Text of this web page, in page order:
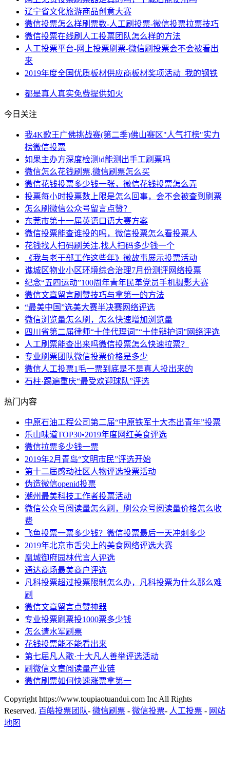
辽宁省文化旅游商品创意大赛
微信投票怎么样刷票数-人工刷投票-微信投票拉票技巧
微信投票在线刷人工投票团队怎么样的方法
人工投票平台-网上投票刷票-微信刷投票会不会被看出
来
2019年度全国优质板材供应商板材奖项活动_我的钢铁
都是真人真实免费提供如火
今日关注
我4K歌王广佛挑战赛(第二季)佛山赛区"人气打榜"实力
榜微信投票
如果主办方深度检测id能测出手工刷票吗
微信怎么花钱刷票,微信刷票怎么买
微信花钱投票多少钱一张，微信花钱投票怎么弄
投票每小时投票数上限是怎么回事，会不会被查到刷票
怎么刷微信公众号留言点赞？
东莞市第十一届英语口语大赛方案
微信投票能查谁投的吗，微信投票怎么看投票人
花钱找人扫码刷关注,找人扫码多少钱一个
《我与老干部工作这些年》微故事展示投票活动
谯城区物业小区环境综合治理7月份测评网络投票
纪念“五四运动”100周年青年民革党员手机摄影大赛
微信文章留言刷赞技巧与拿第一的方法
“最美中国”选美大赛半决赛网络评选
微信浏览量怎么刷，怎么快速增加浏览量
四川省第二届律师“十佳代理词”“十佳辩护词”网络评选
人工刷票能查出来吗微信投票怎么快速拉票？
专业刷票团队微信投票价格是多少
微信人工投票1毛一票到底是不是真人投出来的
石柱·踢遍重庆“最受欢迎球队”评选
热门内容
中原石油工程公司第二届“中原铁军十大杰出青年”投票
乐山味道TOP30•2019年度网红美食评选
微信拉票多少钱一票
2019年2月青岛“文明市民”评选开始
第十二届感动社区人物评选投票活动
伪造微信openid投票
潮州最美科技工作者投票活动
微信公众号阅读量怎么刷，刷公众号阅读量价格怎么收
费
飞鱼投票一票多少钱？微信投票最后一天冲刺多少
2019年北京市舌尖上的美食网络评选大赛
凰城御府园林代言人评选
通达商场最美商户评选
凡科投票超过投票限制怎么办，凡科投票为什么那么难
刷
微信文章留言点赞神器
专业投票刷票投1000票多少钱
怎么请水军刷票
花钱投票能不能看出来
第七届凡人歌·十大凡人善举评选活动
刷微信文章阅读量产业链
微信刷票如何快速涨票拿第一
Copyright https://www.toupiaotuandui.com Inc All Rights
Reserved. 百皓投票团队- 微信刷票 - 微信投票- 人工投票 - 网站
地图